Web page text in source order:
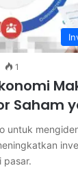
1
Saham
untuk
pasar.